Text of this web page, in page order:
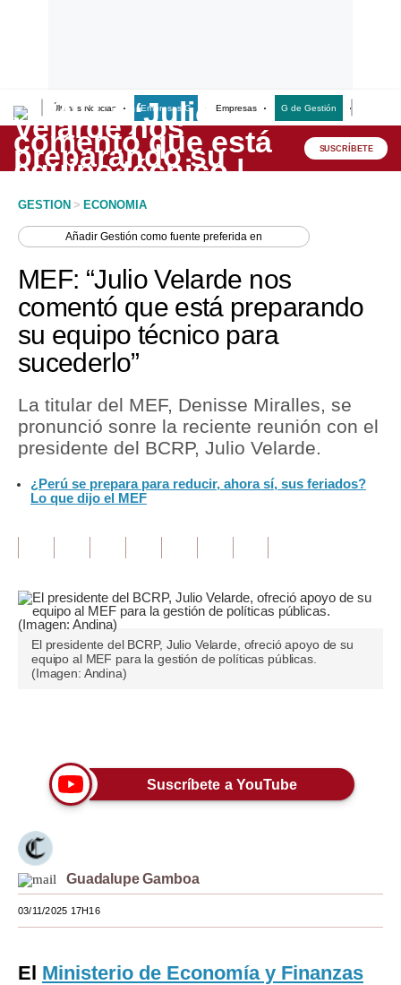
Últimas Noticias Empresas G Empresas G de Gestión
Lo último
Peru Quiosco
Economía
Mercados
Perú
Política
Tu Dinero
Inmobiliarias
Editorial
Pregunta de hoy
Viajes
Moda
Estilos
México
SUSCRÍBETE
GESTION > ECONOMIA
AñadirGestión como fuente preferida en
MEF: “Julio Velarde nos
comentó que está preparando
su equipo técnico para
sucederlo”
La titular del MEF, Denisse Miralles, se
pronunció sonre la reciente reunión con el
presidente del BCRP, Julio Velarde.
¿Perú se prepara para reducir, ahora sí, sus feriados?
Lo que dijo el MEF
El presidente del BCRP, Julio Velarde, ofreció apoyo de su
equipo al MEF para la gestión de políticas públicas.
(Imagen: Andina)
Suscríbete a YouTube
Guadalupe Gamboa
03/11/2025 17H16
El Ministerio de Economía y Finanzas